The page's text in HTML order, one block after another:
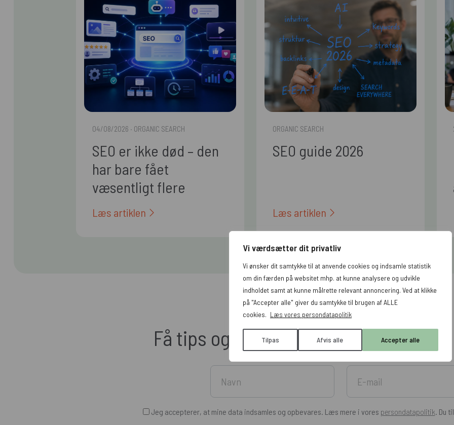
Vi værdsætter dit privatliv
Vi ønsker dit samtykke til at anvende cookies og indsamle statistik
om din færden på websitet mhp. at kunne analysere og udvikle
indholdet samt at kunne målrette relevant annoncering. Ved at klikke
på "Accepter alle" giver du samtykke til brugen af ALLE
cookies. Læs vores persondatapolitik
Tilpas Afvis alle Accepter alle
04/08/2026 · ORGANIC SEARCH
SEO er ikke død – den
har bare fået
væsentligt flere
arbejdsopgaver
Læs artiklen
ORGANIC SEARCH
SEO guide 2026
Læs artiklen
Se alle artikler
Få tips og tricks leveret direkte til
Jeg accepterer, at mine data indsamles og opbevares. Læs mere i vores persondatapolitik. Du